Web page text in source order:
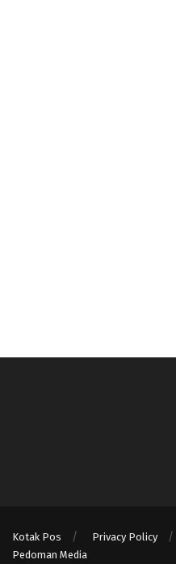
Kotak Pos Privacy Policy
Pedoman Media